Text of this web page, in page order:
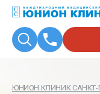
ЮНИОН КЛИНИК САНКТ-